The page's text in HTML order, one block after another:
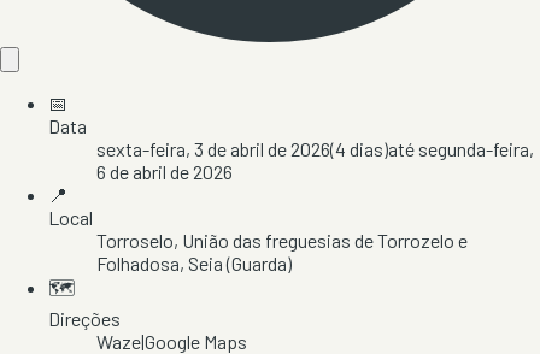
📅
Data
sexta-feira, 3 de abril de 2026(4 dias)até segunda-feira,
6 de abril de 2026
📍
Local
Torroselo, União das freguesias de Torrozelo e
Folhadosa, Seia(Guarda)
🗺️
Direções
Waze|Google Maps